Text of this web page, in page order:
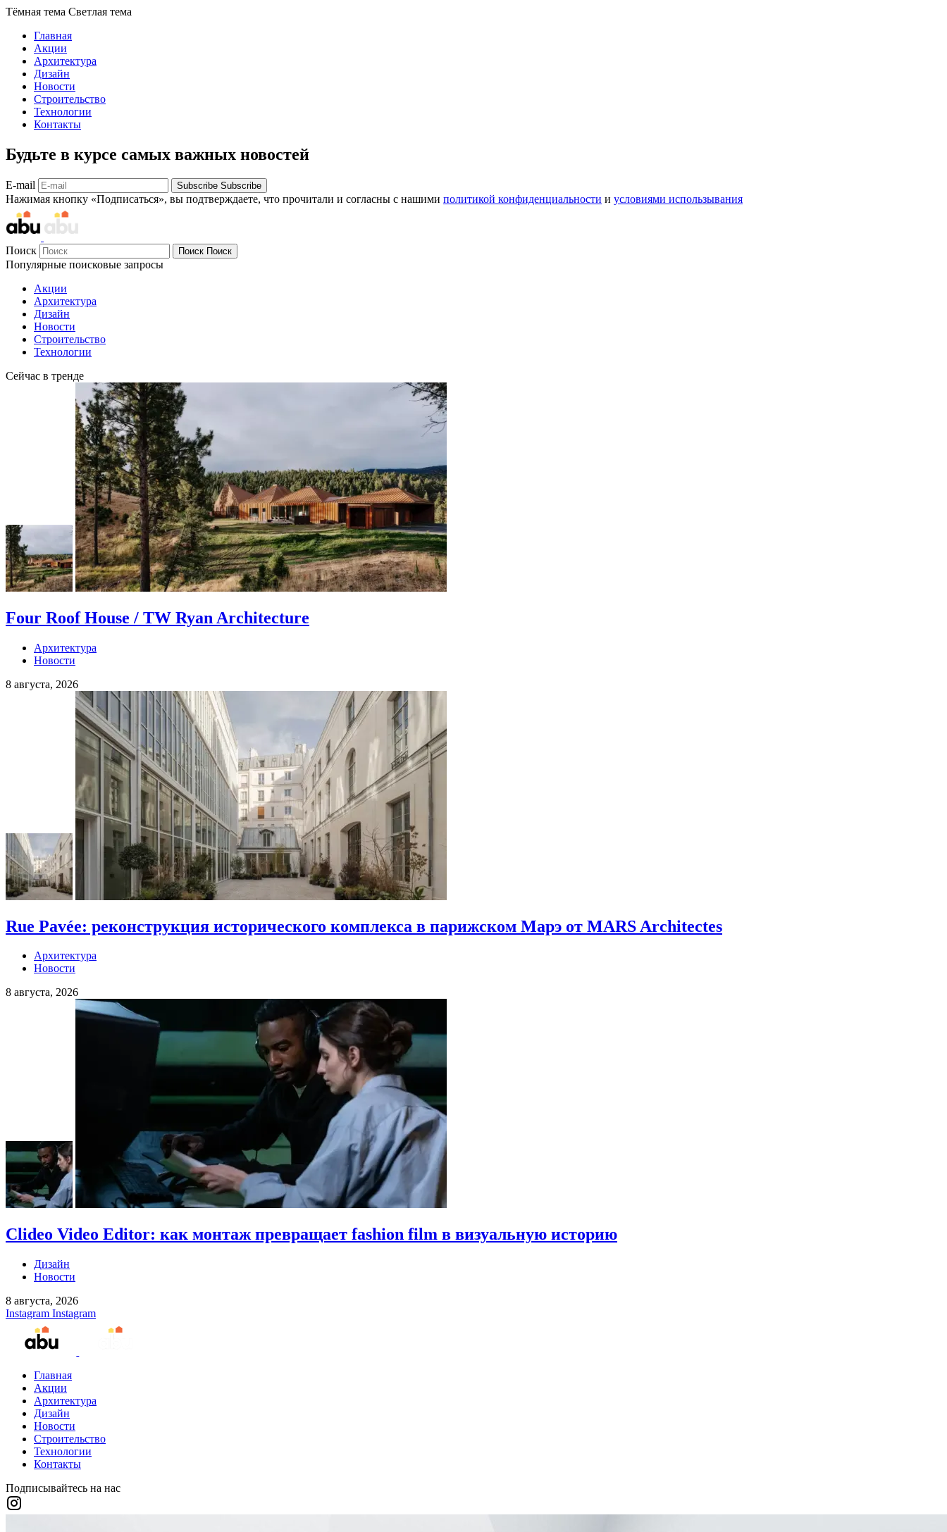
Тёмная тема Светлая тема
Главная
Акции
Архитектура
Дизайн
Новости
Строительство
Технологии
Контакты
Будьте в курсе самых важных новостей
E-mail Subscribe Subscribe
Нажимая кнопку «Подписаться», вы подтверждаете, что прочитали и согласны с нашими политикой конфиденциальности и условиями использывания
Поиск Поиск Поиск
Популярные поисковые запросы
Акции
Архитектура
Дизайн
Новости
Строительство
Технологии
Сейчас в тренде
Four Roof House / TW Ryan Architecture
Архитектура
Новости
8 августа, 2026
Rue Pavée: реконструкция исторического комплекса в парижском Марэ от MARS Architectes
Архитектура
Новости
8 августа, 2026
Clideo Video Editor: как монтаж превращает fashion film в визуальную историю
Дизайн
Новости
8 августа, 2026
Instagram Instagram
Главная
Акции
Архитектура
Дизайн
Новости
Строительство
Технологии
Контакты
Подписывайтесь на нас